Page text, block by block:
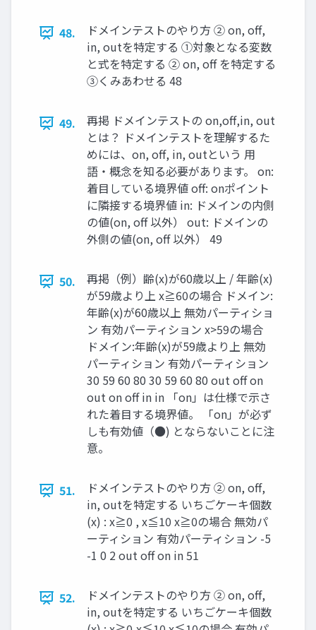
48.
ドメインテストのやり方 ② on, oﬀ,
in, outを特定する ①対象となる変数
と式を特定する ② on, oﬀ を特定する
③くみあわせる 48
49.
再掲 ドメインテストの on,oﬀ,in, out
とは？ ドメインテストを理解するた
めには、on, oﬀ, in, outという 用
語・概念を知る必要があります。 on:
着目している境界値 oﬀ: onポイント
に隣接する境界値 in: ドメインの内側
の値(on, oﬀ 以外） out: ドメインの
外側の値(on, oﬀ 以外） 49
50.
再掲（例）齢(x)が60歳以上 / 年齢(x)
が59歳より上 x≧60の場合 ドメイン:
年齢(x)が60歳以上 無効パーティショ
ン 有効パーティション x>59の場合
ドメイン:年齢(x)が59歳より上 無効
パーティション 有効パーティション
30 59 60 80 30 59 60 80 out oﬀ on
out on oﬀ in in 「on」は仕様で示さ
れた着目する境界値。 「on」が必ず
しも有効値（●) とならないことに注
意。
51.
ドメインテストのやり方 ② on, oﬀ,
in, outを特定する いちごケーキ個数
(x) : x≧0 , x≦10 x≧0の場合 無効パ
ーティション 有効パーティション -5
-1 0 2 out oﬀ on in 51
52.
ドメインテストのやり方 ② on, oﬀ,
in, outを特定する いちごケーキ個数